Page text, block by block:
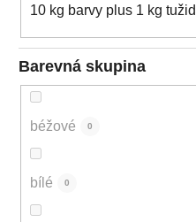
10 kg barvy plus 1 kg
Barevná skupina
béžové 0
bílé 0